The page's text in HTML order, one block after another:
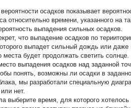
осадков показывает
относительно времени, указанного
выпадения сильных осадков.
что выпадение осадков по
выпадет сильный дождь или
места будет продолжать светить
выпадения осадков над заданной
понять, возможны ли осадки в
мы разработали специальную
нет.
выберите время, для которого